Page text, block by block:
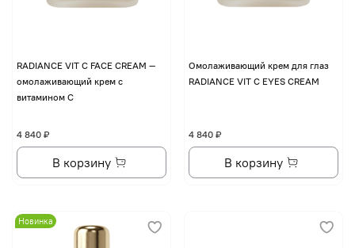
RADIANCE VIT C FACE CREAM —
омолаживающий крем с
витамином С
4 840 ₽
В корзину
Омолаживающий крем для глаз
RADIANCE VIT C EYES CREAM
4 840 ₽
В корзину
Новинка